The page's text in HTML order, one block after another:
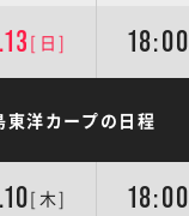
[日] 18:00
東洋カープの日程
[木] 18:00